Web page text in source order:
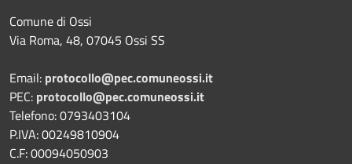
Comune di Ossi
Via Roma, 48, 07045 Ossi SS
Email: protocollo@pec.comuneossi.it
PEC: protocollo@pec.comuneossi.it
Telefono: 0793403104
P.IVA: 00249810904
C.F: 00094050903